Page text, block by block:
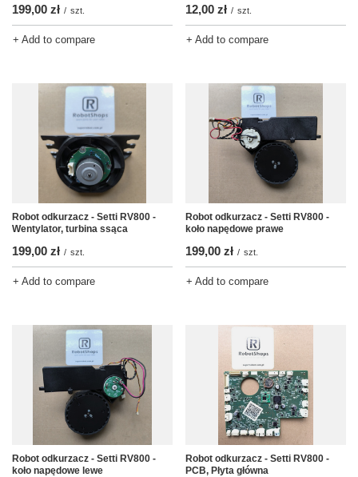
199,00 zł / szt.
+ Add to compare
12,00 zł / szt.
+ Add to compare
Robot odkurzacz - Setti RV800 -
Wentylator, turbina ssąca
199,00 zł / szt.
+ Add to compare
Robot odkurzacz - Setti RV800 -
koło napędowe prawe
199,00 zł / szt.
+ Add to compare
Robot odkurzacz - Setti RV800 -
koło napędowe lewe
Robot odkurzacz - Setti RV800 -
PCB, Płyta główna